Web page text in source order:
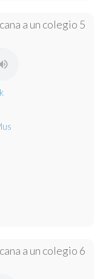
a un colegio 5
a un colegio 6